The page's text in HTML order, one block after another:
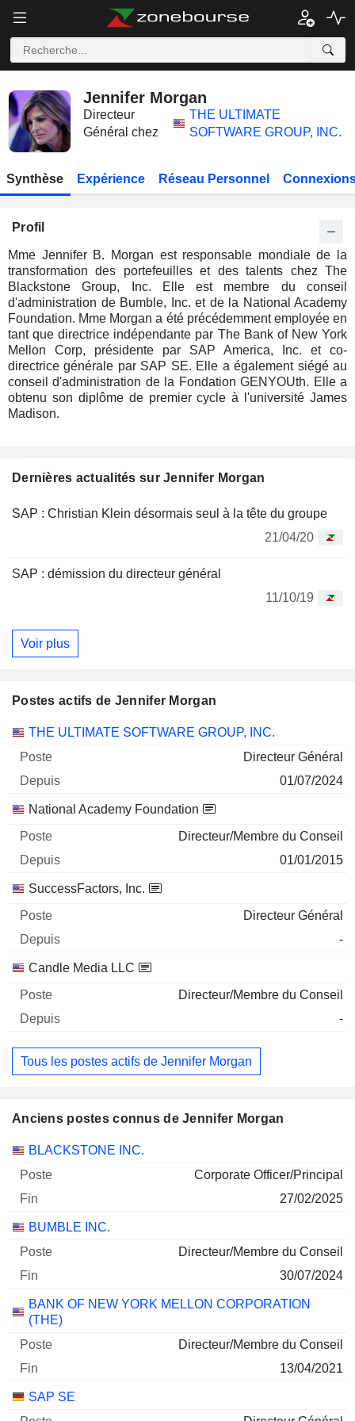
Jennifer Morgan
Directeur
Général chez
THE ULTIMATE
SOFTWARE GROUP, INC.
Synthèse Expérience Réseau Personnel
Profil
Mme Jennifer B. Morgan est responsable mondiale de la
transformation des portefeuilles et des talents chez The
Blackstone Group, Inc. Elle est membre du conseil
d'administration de Bumble, Inc. et de la National Academy
Foundation. Mme Morgan a été précédemment employée en
tant que directrice indépendante par The Bank of New York
Mellon Corp, présidente par SAP America, Inc. et co-
directrice générale par SAP SE. Elle a également siégé au
conseil d'administration de la Fondation GENYOUth. Elle a
obtenu son diplôme de premier cycle à l'université James
Madison.
Dernières actualités sur Jennifer Morgan
SAP : Christian Klein désormais seul à la tête du groupe
21/04/20
SAP : démission du directeur général
11/10/19
Voir plus
Postes actifs de Jennifer Morgan
Sociétés Poste Début
THE ULTIMATE SOFTWARE GROUP, INC.
Directeur Général
01/07/2024
National Academy Foundation
Directeur/Membre du Conseil
01/01/2015
SuccessFactors, Inc.
Directeur Général
-
Candle Media LLC
Directeur/Membre du Conseil
-
Tous les postes actifs de Jennifer Morgan
Anciens postes connus de Jennifer Morgan
Sociétés Poste Fin
BLACKSTONE INC.
Corporate Officer/Principal
27/02/2025
BUMBLE INC.
Directeur/Membre du Conseil
30/07/2024
BANK OF NEW YORK MELLON CORPORATION
(THE)
Directeur/Membre du Conseil
13/04/2021
SAP SE